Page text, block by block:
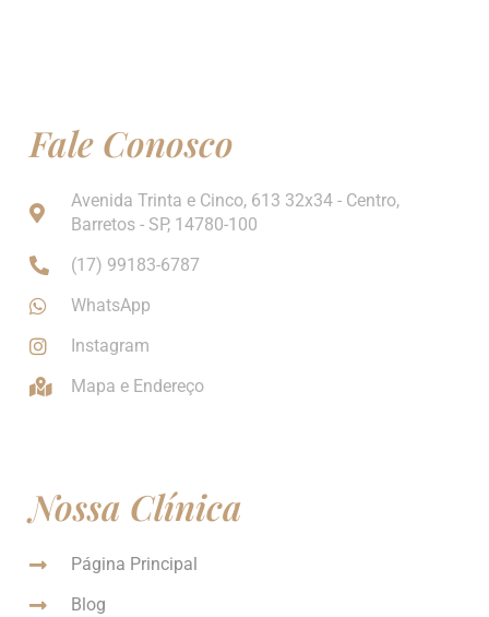
Fale Conosco
Avenida Trinta e Cinco, 613 32x34 - Centro,
Barretos - SP, 14780-100
(17) 99183-6787
WhatsApp
Instagram
Mapa e Endereço
Nossa Clínica
Página Principal
Blog